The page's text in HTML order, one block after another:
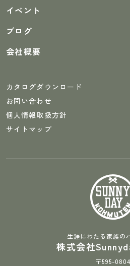
イベント
ブログ
会社概要
カタログダウンロード
お問い合わせ
個人情報取扱方針
サイトマップ
生涯にわたる家族の
株式会社
〒595-0804